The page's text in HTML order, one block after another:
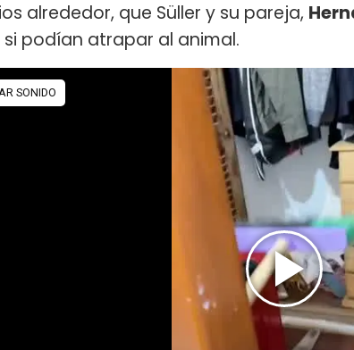
alrededor, que Süller y su pareja,
podían atrapar al animal.